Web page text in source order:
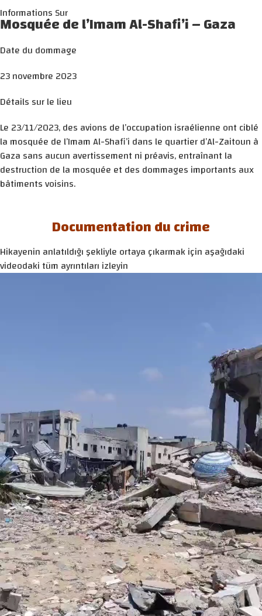
Informations Sur
Mosquée de l’Imam Al-Shafi’i – Gaza
Date du dommage
23 novembre 2023
Détails sur le lieu
Le 23/11/2023, des avions de l’occupation israélienne ont ciblé
la mosquée de l’Imam Al-Shafi’i dans le quartier d’Al-Zaitoun à
Gaza sans aucun avertissement ni préavis, entraînant la
destruction de la mosquée et des dommages importants aux
bâtiments voisins.
Documentation du crime
Hikayenin anlatıldığı şekliyle ortaya çıkarmak için aşağıdaki
videodaki tüm ayrıntıları izleyin